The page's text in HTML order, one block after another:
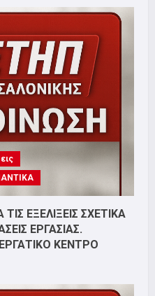
ΕΞΕΛΙΞΕΙΣ ΣΧΕΤΙΚΑ
ΕΡΓΑΣΙΑΣ.
ΚΕΝΤΡΟ